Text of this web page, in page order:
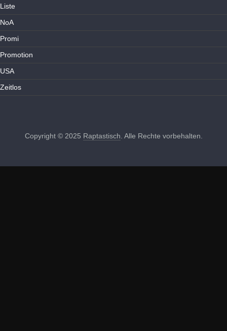
Liste
NoA
Promi
Promotion
USA
Zeitlos
Copyright © 2025 Raptastisch. Alle Rechte vorbehalten.